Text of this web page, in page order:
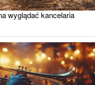
wyglądać kancelaria